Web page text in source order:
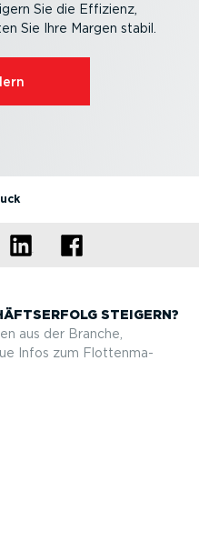
Sie die Effizienz,
Sie Ihre Margen stabil.
STEIGERN?
aus der Branche,
Infos zum Flotten­ma­